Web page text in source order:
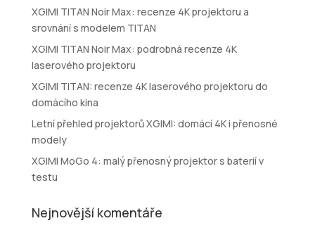
XGIMI TITAN Noir Max: recenze 4K projektoru a
srovnání s modelem TITAN
XGIMI TITAN Noir Max: podrobná recenze 4K
laserového projektoru
XGIMI TITAN: recenze 4K laserového projektoru do
domácího kina
Letní přehled projektorů XGIMI: domácí 4K i přenosné
modely
XGIMI MoGo 4: malý přenosný projektor s baterií v
testu
Nejnovější komentáře